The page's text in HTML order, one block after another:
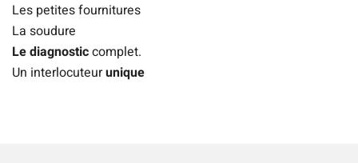
Les petites fournitures
La soudure
Le diagnosticcomplet.
Un interlocuteurunique